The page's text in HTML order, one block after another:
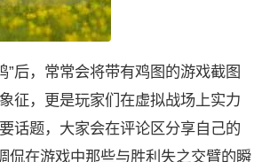
后，常常会将带有鸡图的游戏截图
征，更是玩家们在虚拟战场上实力
话题，大家会在评论区分享自己的
侃在游戏中那些与胜利失之交臂的瞬